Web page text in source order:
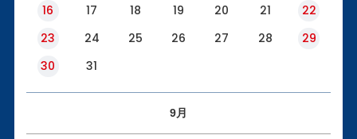
16
17 18 19 20 21
22
23
24 25 26 27 28
29
30
31
9月